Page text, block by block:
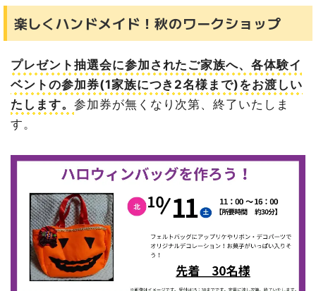
楽しくハンドメイド！秋のワークショップ
プレゼント抽選会に参加されたご家族へ、各体験イ
ベントの参加券(1家族につき2名様まで)をお渡しい
たします。 参加券が無くなり次第、終了いたしま
す。